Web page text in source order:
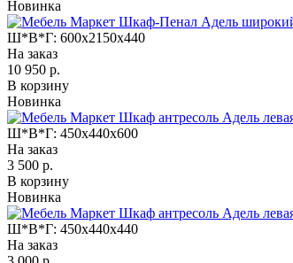
Новинка
Ш*В*Г: 600x2150x440
На заказ
10 950 р.
В корзину
Новинка
Ш*В*Г: 450x440x600
На заказ
3 500 р.
В корзину
Новинка
Ш*В*Г: 450x440x440
На заказ